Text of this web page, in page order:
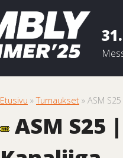
Etusivu »Turnaukset » ASM
ASM S25